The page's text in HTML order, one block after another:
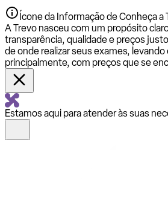
Ícone da Informação de Conheça a
A Trevo nasceu com um propósito
transparência, qualidade e preços
de onde realizar seus exames,
principalmente, com preços que se
Estamos aqui para atender às suas